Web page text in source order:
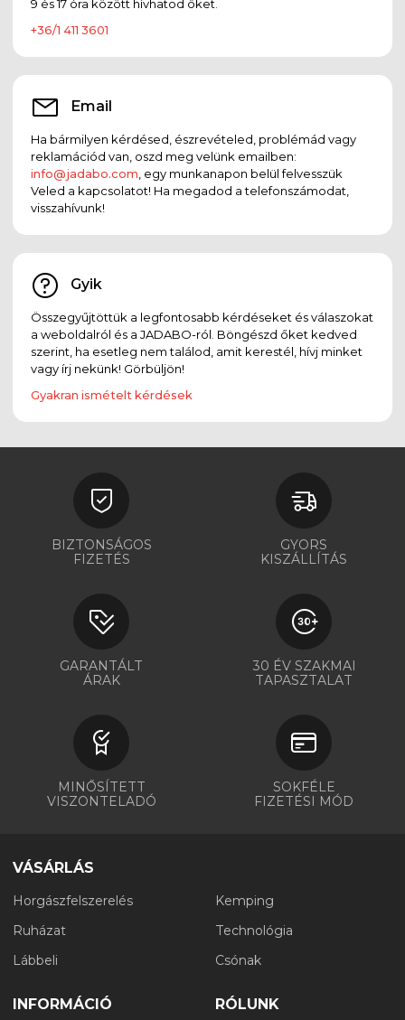
9 és 17 óra között hívhatod őket.
+36/1 411 3601
Email
Ha bármilyen kérdésed, észrevételed, problémád vagy
reklamációd van, oszd meg velünk emailben:
info@jadabo.com , egy munkanapon belül felvesszük
Veled a kapcsolatot! Ha megadod a telefonszámodat,
visszahívunk!
Gyik
Összegyűjtöttük a legfontosabb kérdéseket és válaszokat
a weboldalról és a JADABO-ról. Böngészd őket kedved
szerint, ha esetleg nem találod, amit kerestél, hívj minket
vagy írj nekünk! Görbüljön!
Gyakran ismételt kérdések
BIZTONSÁGOS
FIZETÉS
GYORS
KISZÁLLÍTÁS
GARANTÁLT
ÁRAK
30 ÉV SZAKMAI
TAPASZTALAT
MINŐSÍTETT
VISZONTELADÓ
SOKFÉLE
FIZETÉSI MÓD
VÁSÁRLÁS
Horgászfelszerelés
Ruházat
Lábbeli
Kemping
Technológia
Csónak
INFORMÁCIÓ RÓLUNK